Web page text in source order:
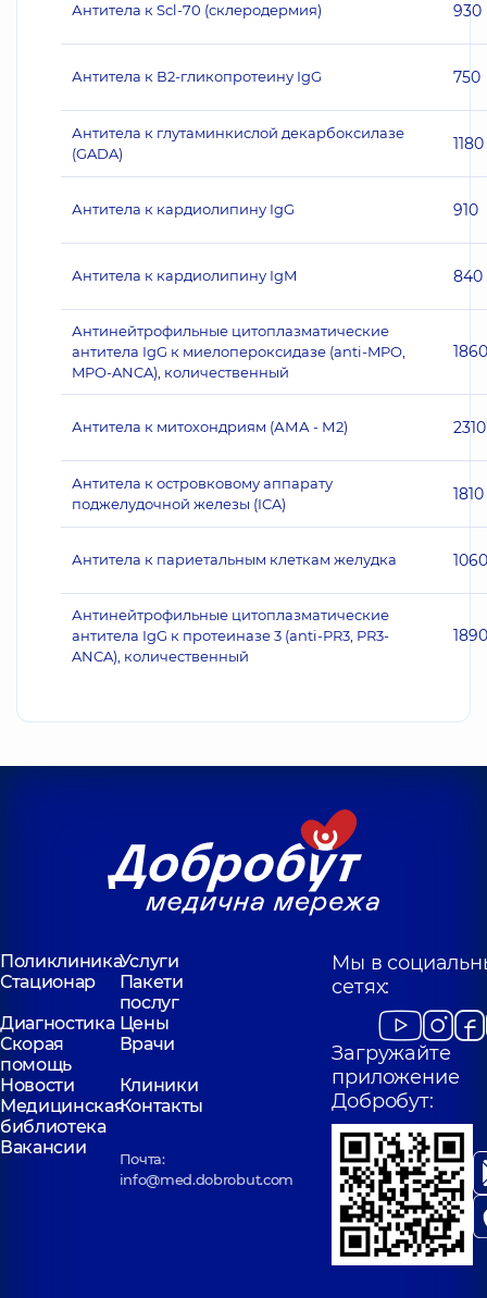
Антитела к Scl-70 (склеродермия) 930
Антитела к В2-гликопротеину IgG 750
Антитела к глутаминкислой декарбоксилазе
(GADA)
1180
Антитела к кардиолипину IgG 910
Антитела к кардиолипину IgM 840
Антинейтрофильные цитоплазматические
антитела IgG к миелопероксидазе (anti-MPO,
MPO-ANCA), количественный
1860
Антитела к митохондриям (АМА - М2) 2310
Антитела к островковому аппарату
поджелудочной железы (ICA)
1810
Антитела к париетальным клеткам желудка 1060
Антинейтрофильные цитоплазматические
антитела IgG к протеиназе 3 (anti-PR3, PR3-
ANCA), количественный
1890
ПоликлиникаУслуги
Стационар
Пакети
послуг
Диагностика Цены
Скорая
помощь
Врачи
Новости
Клиники
Медицинская
библиотека
Контакты
Вакансии
Почта:
info@med.dobrobut.com
Мы в
сетях:
Загружайте
приложение
Добробут: